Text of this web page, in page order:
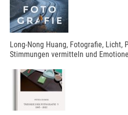
Long-Nong Huang, Fotografie, Licht,
Stimmungen vermitteln und